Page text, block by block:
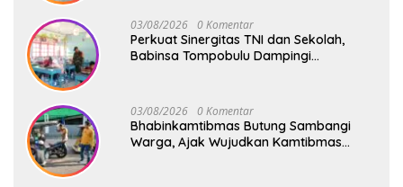
03/08/2026 0 Komentar
Perkuat Sinergitas TNI dan Sekolah,
Babinsa Tompobulu Dampingi
03/08/2026 0 Komentar
Bhabinkamtibmas Butung Sambangi
Warga, Ajak Wujudkan Kamtibmas